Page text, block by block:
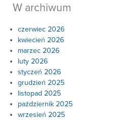
W archiwum
czerwiec 2026
kwiecień 2026
marzec 2026
luty 2026
styczeń 2026
grudzień 2025
listopad 2025
październik 2025
wrzesień 2025